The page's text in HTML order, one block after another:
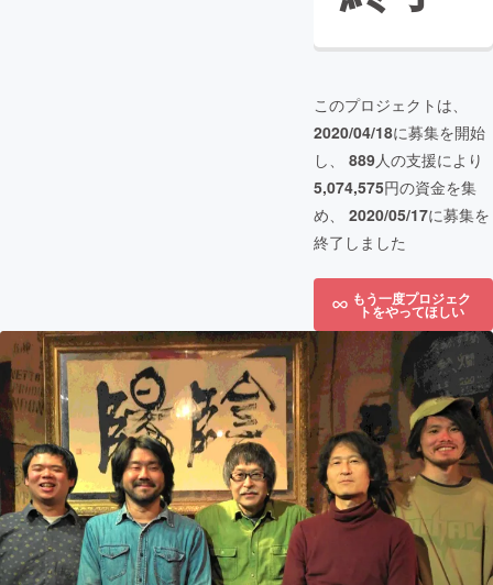
このプロジェクトは、
2020/04/18に募集を開始
し、 889人の支援により
5,074,575円の資金を集
め、 2020/05/17に募集を
終了しました
もう一度プロジェク
トをやってほしい